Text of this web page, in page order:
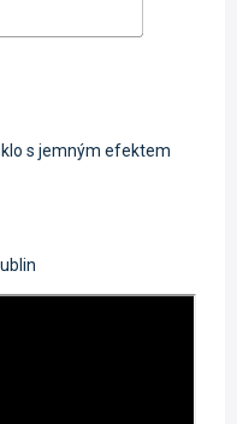
s jemným efektem